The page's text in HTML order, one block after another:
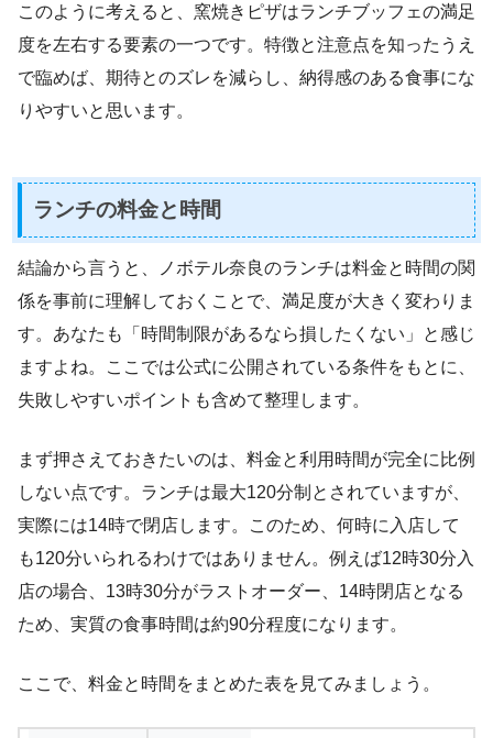
このように考えると、窯焼きピザはランチブッフェの満足
度を左右する要素の一つです。特徴と注意点を知ったうえ
で臨めば、期待とのズレを減らし、納得感のある食事にな
りやすいと思います。
ランチの料金と時間
結論から言うと、ノボテル奈良のランチは料金と時間の関
係を事前に理解しておくことで、満足度が大きく変わりま
す。あなたも「時間制限があるなら損したくない」と感じ
ますよね。ここでは公式に公開されている条件をもとに、
失敗しやすいポイントも含めて整理します。
まず押さえておきたいのは、料金と利用時間が完全に比例
しない点です。ランチは最大120分制とされていますが、
実際には14時で閉店します。このため、何時に入店して
も120分いられるわけではありません。例えば12時30分入
店の場合、13時30分がラストオーダー、14時閉店となる
ため、実質の食事時間は約90分程度になります。
ここで、料金と時間をまとめた表を見てみましょう。